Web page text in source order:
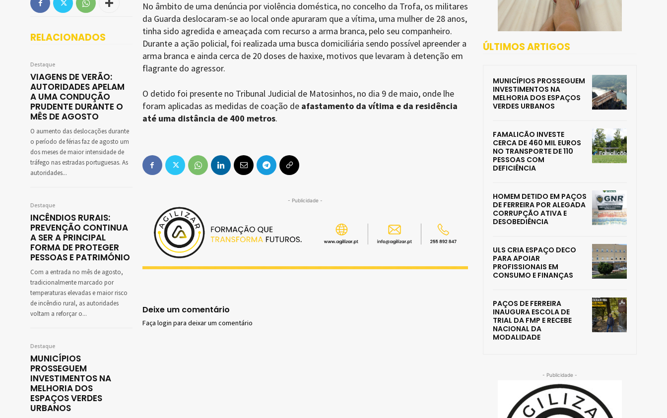
RELACIONADOS
Destaque
VIAGENS DE VERÃO:
AUTORIDADES APELAM
A UMA CONDUÇÃO
PRUDENTE DURANTE O
MÊS DE AGOSTO
O aumento das deslocações durante
o período de férias faz de agosto um
dos meses de maior intensidade de
tráfego nas estradas portuguesas. As
autoridades...
Destaque
INCÊNDIOS RURAIS:
PREVENÇÃO CONTINUA
A SER A PRINCIPAL
FORMA DE PROTEGER
PESSOAS E PATRIMÓNIO
Com a entrada no mês de agosto,
tradicionalmente marcado por
temperaturas elevadas e maior risco
de incêndio rural, as autoridades
voltam a reforçar o...
Destaque
MUNICÍPIOS
PROSSEGUEM
INVESTIMENTOS NA
MELHORIA DOS
ESPAÇOS VERDES
URBANOS
No âmbito de uma denúncia por violência doméstica, no concelho da Trofa, os militares
da Guarda deslocaram-se ao local onde apuraram que a vítima, uma mulher de 28 anos,
tinha sido agredida e ameaçada com recurso a arma branca, pelo seu companheiro.
Durante a ação policial, foi realizada uma busca domiciliária sendo possível apreender a
arma branca e ainda cerca de 20 doses de haxixe, motivos que levaram à detenção em
flagrante do agressor.
O detido foi presente no Tribunal Judicial de Matosinhos, no dia 9 de maio, onde lhe
foram aplicadas as medidas de coação de afastamento da vítima e da residência
até uma distância de 400 metros.
- Publicidade -
Deixe um comentário
Faça login para deixar um comentário
ÚLTIMOS ARTIGOS
MUNICÍPIOS PROSSEGUEM
INVESTIMENTOS NA
MELHORIA DOS ESPAÇOS
VERDES URBANOS
FAMALICÃO INVESTE
CERCA DE 460 MIL EUROS
NO TRANSPORTE DE 110
PESSOAS COM
DEFICIÊNCIA
HOMEM DETIDO EM PAÇOS
DE FERREIRA POR ALEGADA
CORRUPÇÃO ATIVA E
DESOBEDIÊNCIA
ULS CRIA ESPAÇO DECO
PARA APOIAR
PROFISSIONAIS EM
CONSUMO E FINANÇAS
PAÇOS DE FERREIRA
INAUGURA ESCOLA DE
TRIAL DA FMP E RECEBE
NACIONAL DA
MODALIDADE
- Publicidade -